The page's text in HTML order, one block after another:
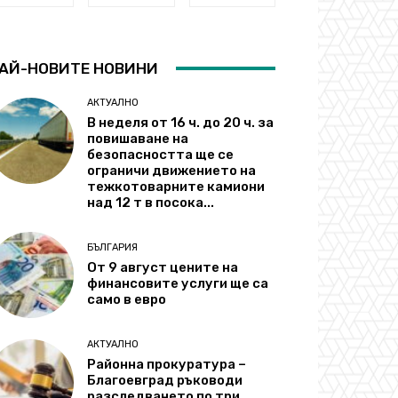
НОВИТЕ НОВИНИ
АКТУАЛНО
В неделя от 16 ч. до 20 ч. за
повишаване на
безопасността ще се
ограничи движението на
тежкотоварните камиони
над 12 т в посока...
БЪЛГАРИЯ
От 9 август цените на
финансовите услуги ще са
само в евро
АКТУАЛНО
Районна прокуратура –
Благоевград ръководи